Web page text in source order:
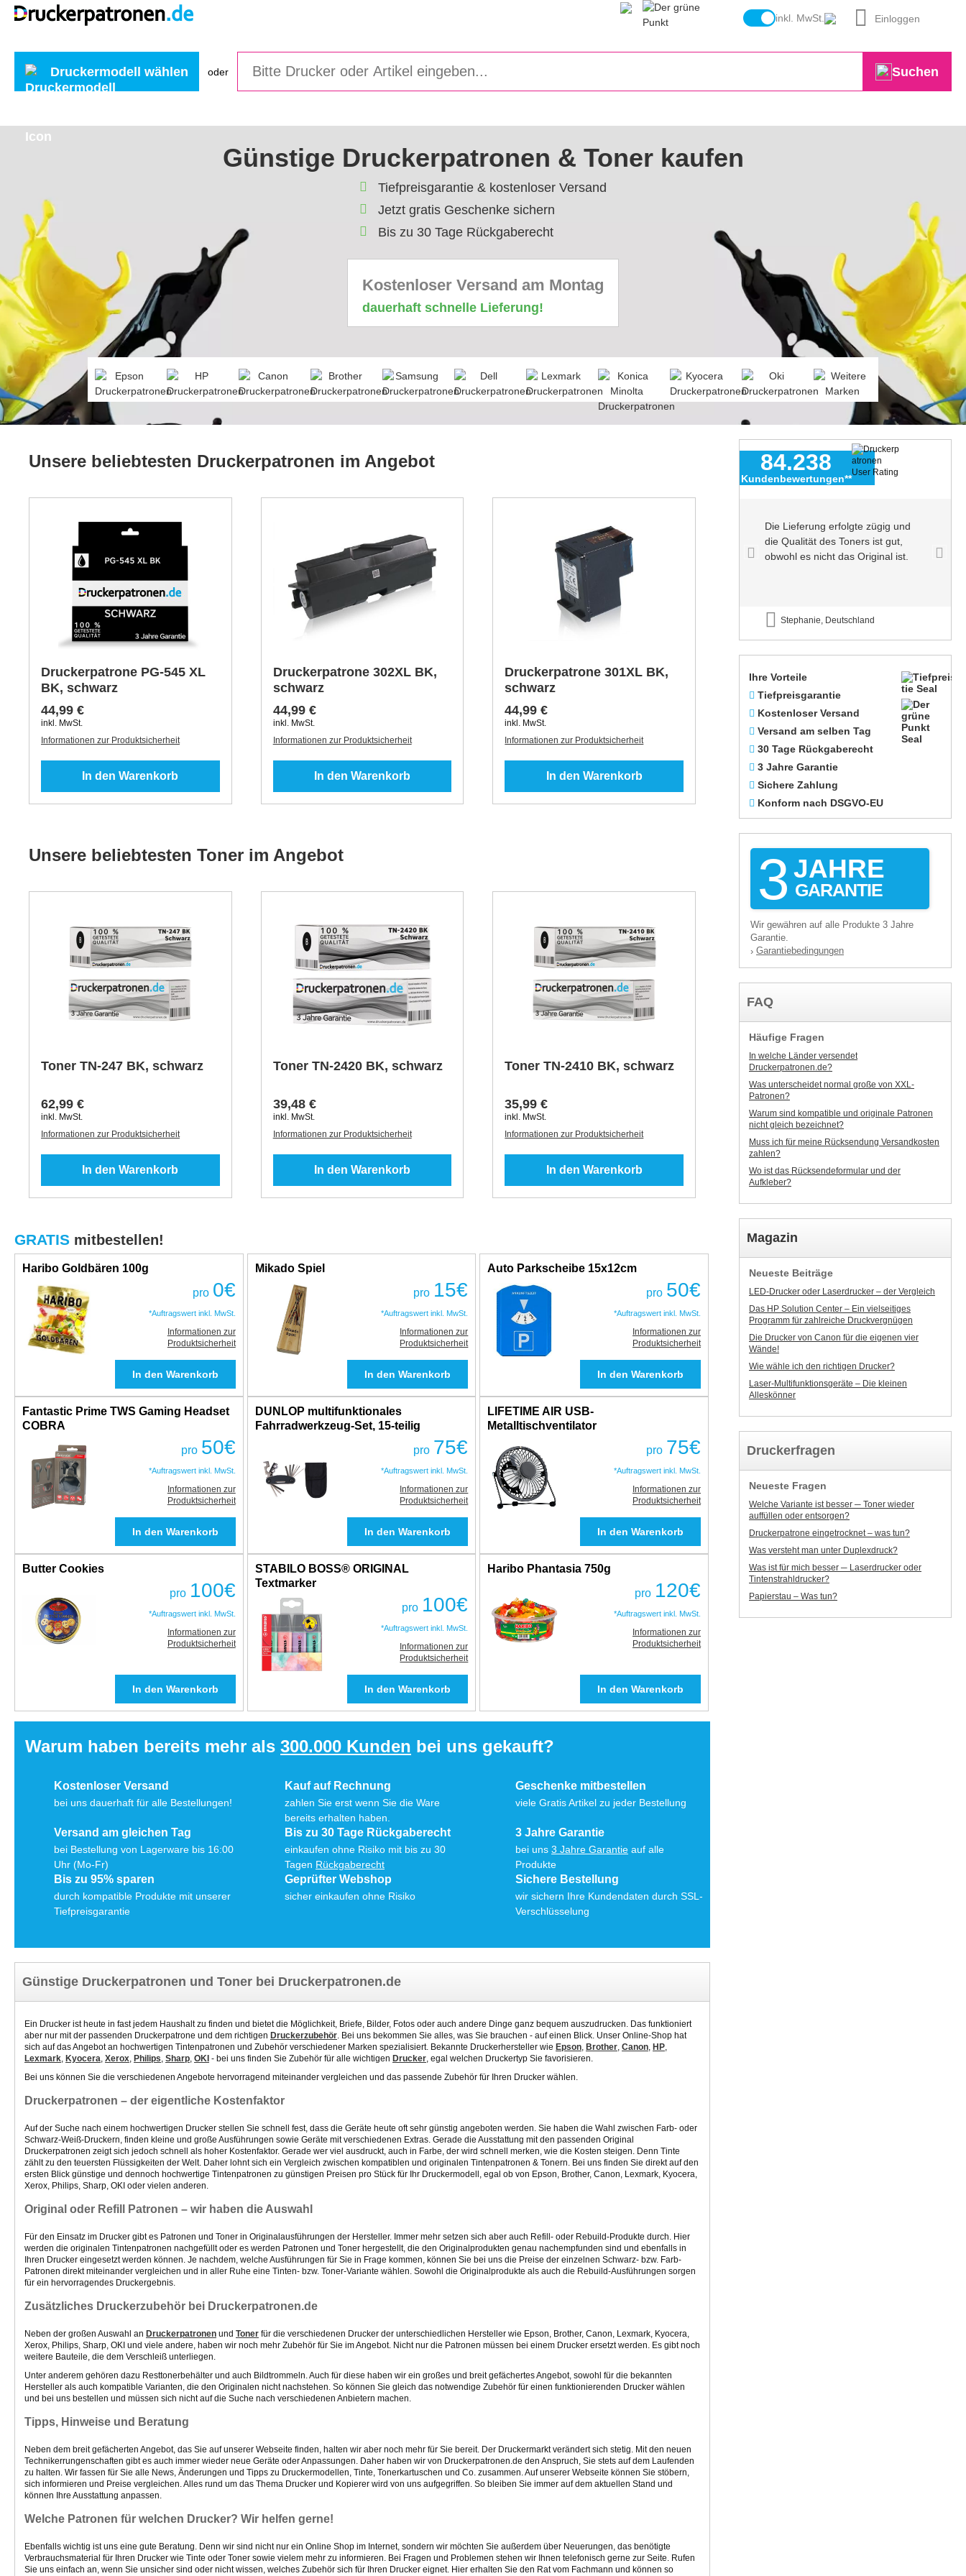
inkl. MwSt. Einloggen
Druckermodell wählen oder Suchen
Günstige Druckerpatronen & Toner kaufen
Tiefpreisgarantie & kostenloser Versand
Jetzt gratis Geschenke sichern
Bis zu 30 Tage Rückgaberecht
Kostenloser Versand am Montag
dauerhaft schnelle Lieferung!
84.238
Kundenbewertungen**
Diese Patrone ist ein echter
Preishammer. Ich benutze sie
schon seit Jahren ohne
Schwierigkeiten
Robert, Deutschland
Die Lieferung erfolgte zügig und
die Qualität des Toners ist gut,
obwohl es nicht das Original ist.
Stephanie, Deutschland
Ihre Vorteile
Tiefpreisgarantie
Kostenloser Versand
Versand am selben Tag
30 Tage Rückgaberecht
3 Jahre Garantie
Sichere Zahlung
Konform nach DSGVO-EU
3 JAHRE
GARANTIE
Wir gewähren auf alle Produkte 3 Jahre
Garantie.
› Garantiebedingungen
FAQ
Häufige Fragen
In welche Länder versendet
Druckerpatronen.de?
Was unterscheidet normal große von XXL-
Patronen?
Warum sind kompatible und originale Patronen
nicht gleich bezeichnet?
Muss ich für meine Rücksendung Versandkosten
zahlen?
Wo ist das Rücksendeformular und der
Aufkleber?
Magazin
Neueste Beiträge
LED-Drucker oder Laserdrucker – der Vergleich
Das HP Solution Center – Ein vielseitiges
Programm für zahlreiche Druckvergnügen
Die Drucker von Canon für die eigenen vier
Wände!
Wie wähle ich den richtigen Drucker?
Laser-Multifunktionsgeräte – Die kleinen
Alleskönner
Druckerfragen
Neueste Fragen
Welche Variante ist besser ─ Toner wieder
auffüllen oder entsorgen?
Druckerpatrone eingetrocknet – was tun?
Was versteht man unter Duplexdruck?
Was ist für mich besser ─ Laserdrucker oder
Tintenstrahldrucker?
Papierstau – Was tun?
Unsere beliebtesten Druckerpatronen im Angebot
Druckerpatrone PG-545 XL
BK, schwarz
44,99 €
inkl. MwSt.
Informationen zur Produktsicherheit
In den Warenkorb
Druckerpatrone 302XL BK,
schwarz
44,99 €
inkl. MwSt.
Informationen zur Produktsicherheit
In den Warenkorb
Druckerpatrone 301XL BK,
schwarz
44,99 €
inkl. MwSt.
Informationen zur Produktsicherheit
In den Warenkorb
Unsere beliebtesten Toner im Angebot
Toner TN-247 BK, schwarz
62,99 €
inkl. MwSt.
Informationen zur Produktsicherheit
In den Warenkorb
Toner TN-2420 BK, schwarz
39,48 €
inkl. MwSt.
Informationen zur Produktsicherheit
In den Warenkorb
Toner TN-2410 BK, schwarz
35,99 €
inkl. MwSt.
Informationen zur Produktsicherheit
In den Warenkorb
GRATIS mitbestellen!
Haribo Goldbären 100g
pro 0€
*Auftragswert inkl. MwSt.
Informationen zur
Produktsicherheit
Mikado Spiel
pro 15€
*Auftragswert inkl. MwSt.
Informationen zur
Produktsicherheit
Auto Parkscheibe 15x12cm
pro 50€
*Auftragswert inkl. MwSt.
Informationen zur
Produktsicherheit
Fantastic Prime TWS Gaming Headset
COBRA
pro 50€
*Auftragswert inkl. MwSt.
Informationen zur
Produktsicherheit
DUNLOP multifunktionales
Fahrradwerkzeug-Set, 15-teilig
pro 75€
*Auftragswert inkl. MwSt.
Informationen zur
Produktsicherheit
LIFETIME AIR USB-
Metalltischventilator
pro 75€
*Auftragswert inkl. MwSt.
Informationen zur
Produktsicherheit
Butter Cookies
pro 100€
*Auftragswert inkl. MwSt.
Informationen zur
Produktsicherheit
STABILO BOSS® ORIGINAL
Textmarker
pro 100€
*Auftragswert inkl. MwSt.
Informationen zur
Produktsicherheit
Haribo Phantasia 750g
pro 120€
*Auftragswert inkl. MwSt.
Informationen zur
Produktsicherheit
Warum haben bereits mehr als 300.000 Kunden bei uns gekauft?
Kostenloser Versand
bei uns dauerhaft für alle Bestellungen!
Kauf auf Rechnung
zahlen Sie erst wenn Sie die Ware
bereits erhalten haben.
Geschenke mitbestellen
viele Gratis Artikel zu jeder Bestellung
Versand am gleichen Tag
bei Bestellung von Lagerware bis 16:00
Uhr (Mo-Fr)
Bis zu 30 Tage Rückgaberecht
einkaufen ohne Risiko mit bis zu 30
Tagen Rückgaberecht
3 Jahre Garantie
bei uns 3 Jahre Garantie auf alle
Produkte
Bis zu 95% sparen
durch kompatible Produkte mit unserer
Tiefpreisgarantie
Geprüfter Webshop
sicher einkaufen ohne Risiko
Sichere Bestellung
wir sichern Ihre Kundendaten durch SSL-
Verschlüsselung
Günstige Druckerpatronen und Toner bei Druckerpatronen.de
Ein Drucker ist heute in fast jedem Haushalt zu finden und bietet die Möglichkeit, Briefe, Bilder, Fotos oder auch andere Dinge ganz bequem auszudrucken. Das funktioniert
aber nur mit der passenden Druckerpatrone und dem richtigen Druckerzubehör. Bei uns bekommen Sie alles, was Sie brauchen - auf einen Blick. Unser Online-Shop hat
sich auf das Angebot an hochwertigen Tintenpatronen und Zubehör verschiedener Marken spezialisiert. Bekannte Druckerhersteller wie Epson, Brother, Canon, HP,
Lexmark, Kyocera, Xerox, Philips, Sharp, OKI - bei uns finden Sie Zubehör für alle wichtigen Drucker, egal welchen Druckertyp Sie favorisieren.
Bei uns können Sie die verschiedenen Angebote hervorragend miteinander vergleichen und das passende Zubehör für Ihren Drucker wählen.
Druckerpatronen – der eigentliche Kostenfaktor
Auf der Suche nach einem hochwertigen Drucker stellen Sie schnell fest, dass die Geräte heute oft sehr günstig angeboten werden. Sie haben die Wahl zwischen Farb- oder
Schwarz-Weiß-Druckern, finden kleine und große Ausführungen sowie Geräte mit verschiedenen Extras. Gerade die Ausstattung mit den passenden Original
Druckerpatronen zeigt sich jedoch schnell als hoher Kostenfaktor. Gerade wer viel ausdruckt, auch in Farbe, der wird schnell merken, wie die Kosten steigen. Denn Tinte
zählt zu den teuersten Flüssigkeiten der Welt. Daher lohnt sich ein Vergleich zwischen kompatiblen und originalen Tintenpatronen & Tonern. Bei uns finden Sie direkt auf den
ersten Blick günstige und dennoch hochwertige Tintenpatronen zu günstigen Preisen pro Stück für Ihr Druckermodell, egal ob von Epson, Brother, Canon, Lexmark, Kyocera,
Xerox, Philips, Sharp, OKI oder vielen anderen.
Original oder Refill Patronen – wir haben die Auswahl
Für den Einsatz im Drucker gibt es Patronen und Toner in Originalausführungen der Hersteller. Immer mehr setzen sich aber auch Refill- oder Rebuild-Produkte durch. Hier
werden die originalen Tintenpatronen nachgefüllt oder es werden Patronen und Toner hergestellt, die den Originalprodukten genau nachempfunden sind und ebenfalls in
Ihren Drucker eingesetzt werden können. Je nachdem, welche Ausführungen für Sie in Frage kommen, können Sie bei uns die Preise der einzelnen Schwarz- bzw. Farb-
Patronen direkt miteinander vergleichen und in aller Ruhe eine Tinten- bzw. Toner-Variante wählen. Sowohl die Originalprodukte als auch die Rebuild-Ausführungen sorgen
für ein hervorragendes Druckergebnis.
Zusätzliches Druckerzubehör bei Druckerpatronen.de
Neben der großen Auswahl an Druckerpatronen und Toner für die verschiedenen Drucker der unterschiedlichen Hersteller wie Epson, Brother, Canon, Lexmark, Kyocera,
Xerox, Philips, Sharp, OKI und viele andere, haben wir noch mehr Zubehör für Sie im Angebot. Nicht nur die Patronen müssen bei einem Drucker ersetzt werden. Es gibt noch
weitere Bauteile, die dem Verschleiß unterliegen.
Unter anderem gehören dazu Resttonerbehälter und auch Bildtrommeln. Auch für diese haben wir ein großes und breit gefächertes Angebot, sowohl für die bekannten
Hersteller als auch kompatible Varianten, die den Originalen nicht nachstehen. So können Sie gleich das notwendige Zubehör für einen funktionierenden Drucker wählen
und bei uns bestellen und müssen sich nicht auf die Suche nach verschiedenen Anbietern machen.
Tipps, Hinweise und Beratung
Neben dem breit gefächerten Angebot, das Sie auf unserer Webseite finden, halten wir aber noch mehr für Sie bereit. Der Druckermarkt verändert sich stetig. Mit den neuen
Technikerrungenschaften gibt es auch immer wieder neue Geräte oder Anpassungen. Daher haben wir von Druckerpatronen.de den Anspruch, Sie stets auf dem Laufenden
zu halten. Wir fassen für Sie alle News, Änderungen und Tipps zu Druckermodellen, Tinte, Tonerkartuschen und Co. zusammen. Auf unserer Webseite können Sie stöbern,
sich informieren und Preise vergleichen. Alles rund um das Thema Drucker und Kopierer wird von uns aufgegriffen. So bleiben Sie immer auf dem aktuellen Stand und
können Ihre Ausstattung anpassen.
Welche Patronen für welchen Drucker? Wir helfen gerne!
Ebenfalls wichtig ist uns eine gute Beratung. Denn wir sind nicht nur ein Online Shop im Internet, sondern wir möchten Sie außerdem über Neuerungen, das benötigte
Verbrauchsmaterial für Ihren Drucker wie Tinte oder Toner sowie vielem mehr zu informieren. Bei Fragen und Problemen stehen wir Ihnen telefonisch gerne zur Seite. Rufen
Sie uns einfach an, wenn Sie unsicher sind oder nicht wissen, welches Zubehör sich für Ihren Drucker eignet. Hier erhalten Sie den Rat vom Fachmann und können so